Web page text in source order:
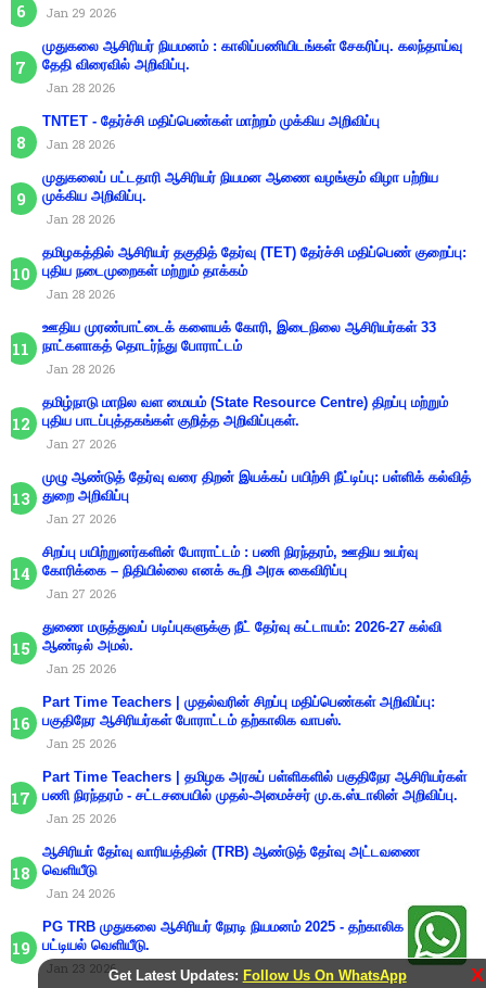
Jan 29 2026
முதுகலை ஆசிரியர் நியமனம் : காலிப்பணியிடங்கள் சேகரிப்பு. கலந்தாய்வு
தேதி விரைவில் அறிவிப்பு.
Jan 28 2026
TNTET - தேர்ச்சி மதிப்பெண்கள் மாற்றம் முக்கிய அறிவிப்பு
Jan 28 2026
முதுகலைப் பட்டதாரி ஆசிரியர் நியமன ஆணை வழங்கும் விழா பற்றிய
முக்கிய அறிவிப்பு.
Jan 28 2026
தமிழகத்தில் ஆசிரியர் தகுதித் தேர்வு (TET) தேர்ச்சி மதிப்பெண் குறைப்பு:
புதிய நடைமுறைகள் மற்றும் தாக்கம்
Jan 28 2026
ஊதிய முரண்பாட்டைக் களையக் கோரி, இடைநிலை ஆசிரியர்கள் 33
நாட்களாகத் தொடர்ந்து போராட்டம்
Jan 28 2026
தமிழ்நாடு மாநில வள மையம் (State Resource Centre) திறப்பு மற்றும்
புதிய பாடப்புத்தகங்கள் குறித்த அறிவிப்புகள்.
Jan 27 2026
முழு ஆண்டுத் தேர்வு வரை திறன் இயக்கப் பயிற்சி நீட்டிப்பு: பள்ளிக் கல்வித்
துறை அறிவிப்பு
Jan 27 2026
சிறப்பு பயிற்றுனர்களின் போராட்டம் : பணி நிரந்தரம், ஊதிய உயர்வு
கோரிக்கை – நிதியில்லை எனக் கூறி அரசு கைவிரிப்பு
Jan 27 2026
துணை மருத்துவப் படிப்புகளுக்கு நீட் தேர்வு கட்டாயம்: 2026-27 கல்வி
ஆண்டில் அமல்.
Jan 25 2026
Part Time Teachers | முதல்வரின் சிறப்பு மதிப்பெண்கள் அறிவிப்பு:
பகுதிநேர ஆசிரியர்கள் போராட்டம் தற்காலிக வாபஸ்.
Jan 25 2026
Part Time Teachers | தமிழக அரசுப் பள்ளிகளில் பகுதிநேர ஆசிரியர்கள்
பணி நிரந்தரம் - சட்டசபையில் முதல்-அமைச்சர் மு.க.ஸ்டாலின் அறிவிப்பு.
Jan 25 2026
ஆசிரியா் தோ்வு வாரியத்தின் (TRB) ஆண்டுத் தோ்வு அட்டவணை
வெளியீடு
Jan 24 2026
PG TRB முதுகலை ஆசிரியர் நேரடி நியமனம் 2025 - தற்காலிக தெரிவுப்
பட்டியல் வெளியீடு.
Jan 23 2026Get Latest Updates: Follow Us On WhatsApp X